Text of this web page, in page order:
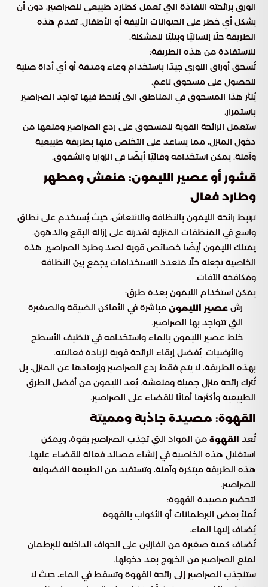
الورق برائحته النفاذة التي تعمل كطارد طبيعي للصراصير، دون أن
يشكل أي خطر على الحيوانات الأليفة أو الأطفال. تقدم هذه
الطريقة حلًا إنسانيًا وبيئيًا للمشكلة.
للاستفادة من هذه الطريقة:
تُسحق أوراق اللوري جيدًا باستخدام وعاء ومدقة أو أي أداة صلبة
للحصول على مسحوق ناعم.
يُنثر هذا المسحوق في المناطق التي يُلاحظ فيها تواجد الصراصير
باستمرار.
ستعمل الرائحة القوية للمسحوق على ردع الصراصير ومنعها من
دخول المنزل، مما يساعد على التخلص منها بطريقة طبيعية
وآمنة. يمكن استخدامه وقائيًا أيضًا في الزوايا والشقوق.
قشور أو عصير الليمون: منعش ومطهر
وطارد فعال
ترتبط رائحة الليمون بالنظافة والانتعاش، حيث يُستخدم على نطاق
واسع في المنظفات المنزلية لقدرته على إزالة البقع والدهون.
يمتلك الليمون أيضًا خصائص قوية لصد وطرد الصراصير. هذه
الخاصية تجعله حلًا متعدد الاستخدامات يجمع بين النظافة
ومكافحة الآفات.
يمكن استخدام الليمون بعدة طرق:
رش عصير الليمون مباشرة في الأماكن الضيقة والصغيرة
التي تتواجد بها الصراصير.
خلط عصير الليمون بالماء واستخدامه في تنظيف الأسطح
والأرضيات. يُفضل إبقاء الرائحة قوية لزيادة فعاليته.
بهذه الطريقة، لا يتم فقط ردع الصراصير وإبعادها عن المنزل، بل
تُترك رائحة منزل جميلة ومنعشة. يُعد الليمون من أفضل الطرق
الطبيعية وأكثرها أمانًا للقضاء على الصراصير.
القهوة: مصيدة جاذبة ومميتة
تُعد القهوة من المواد التي تجذب الصراصير بقوة، ويمكن
استغلال هذه الخاصية في إنشاء مصائد فعالة للقضاء عليها.
هذه الطريقة مبتكرة وآمنة، وتستفيد من الطبيعة الفضولية
للصراصير.
لتحضير مصيدة القهوة:
تُملأ بعض البرطمانات أو الأكواب بالقهوة.
يُضاف إليها الماء.
تُضاف كمية صغيرة من الفازلين على الحواف الداخلية للبرطمان
لمنع الصراصير من الخروج بعد دخولها.
ستنجذب الصراصير إلى رائحة القهوة وتسقط في الماء، حيث لا